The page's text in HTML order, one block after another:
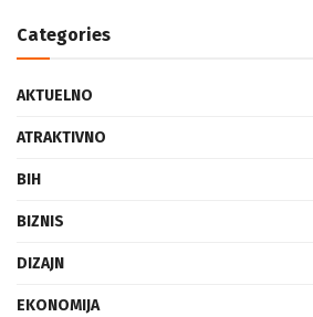
Categories
AKTUELNO
ATRAKTIVNO
BIH
BIZNIS
DIZAJN
EKONOMIJA